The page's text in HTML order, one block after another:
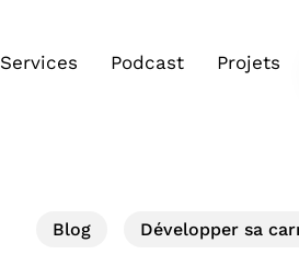
Services Podcast Projets
Blog Développer sa